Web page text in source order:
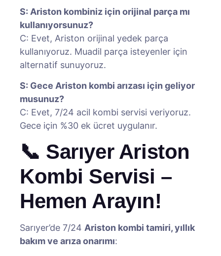
S: Ariston kombiniz için orijinal parça mı
kullanıyorsunuz?
C: Evet, Ariston orijinal yedek parça
kullanıyoruz. Muadil parça isteyenler için
alternatif sunuyoruz.
S: Gece Ariston kombi arızası için geliyor
musunuz?
C: Evet, 7/24 acil kombi servisi veriyoruz.
Gece için %30 ek ücret uygulanır.
📞 Sarıyer Ariston
Kombi Servisi –
Hemen Arayın!
Sarıyer’de 7/24 Ariston kombi tamiri, yıllık
bakım ve arıza onarımı: